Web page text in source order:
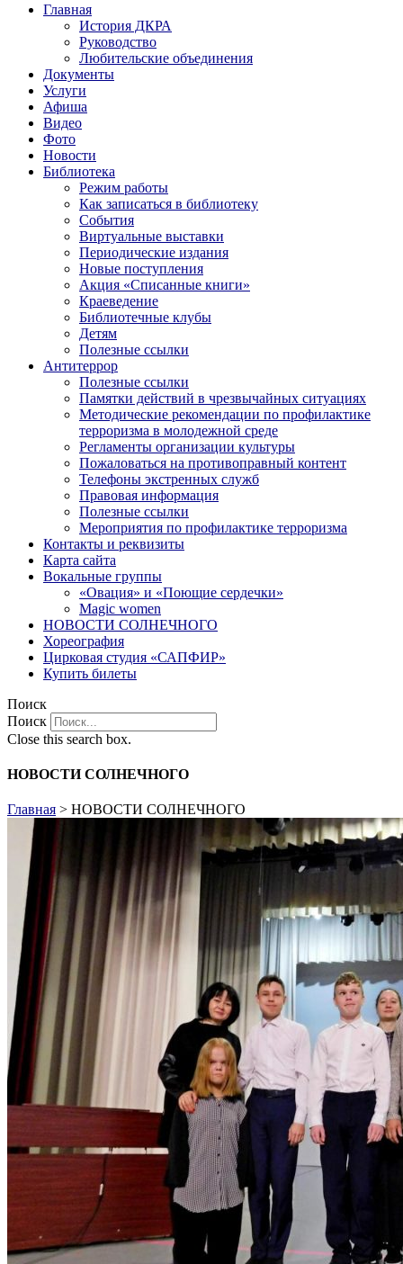
Главная
История ДКРА
Руководство
Любительские объединения
Документы
Услуги
Афиша
Видео
Фото
Новости
Библиотека
Режим работы
Как записаться в библиотеку
События
Виртуальные выставки
Периодические издания
Новые поступления
Акция «Списанные книги»
Краеведение
Библиотечные клубы
Детям
Полезные ссылки
Антитеррор
Полезные ссылки
Памятки действий в чрезвычайных ситуациях
Методические рекомендации по профилактике
терроризма в молодежной среде
Регламенты организации культуры
Пожаловаться на противоправный контент
Телефоны экстренных служб
Правовая информация
Полезные ссылки
Мероприятия по профилактике терроризма
Контакты и реквизиты
Карта сайта
Вокальные группы
«Овация» и «Поющие сердечки»
Magic women
НОВОСТИ СОЛНЕЧНОГО
Хореография
Цирковая студия «САПФИР»
Купить билеты
Поиск
Поиск
Close this search box.
НОВОСТИ СОЛНЕЧНОГО
Главная > НОВОСТИ СОЛНЕЧНОГО